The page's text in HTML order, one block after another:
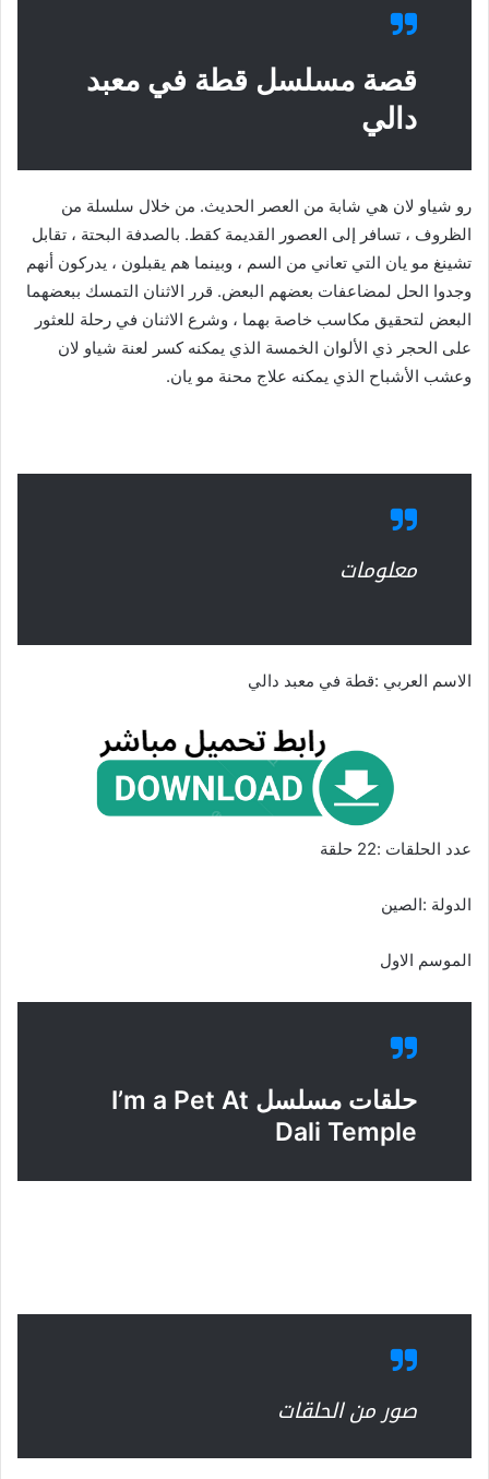
قصة مسلسل قطة في معبد
دالي
رو شياو لان هي شابة من العصر الحديث. من خلال سلسلة من
الظروف ، تسافر إلى العصور القديمة كقط. بالصدفة البحتة ، تقابل
تشينغ مو يان التي تعاني من السم ، وبينما هم يقبلون ، يدركون أنهم
وجدوا الحل لمضاعفات بعضهم البعض. قرر الاثنان التمسك ببعضهما
البعض لتحقيق مكاسب خاصة بهما ، وشرع الاثنان في رحلة للعثور
على الحجر ذي الألوان الخمسة الذي يمكنه كسر لعنة شياو لان
وعشب الأشباح الذي يمكنه علاج محنة مو يان.
معلومات
الاسم العربي :قطة في معبد دالي
عدد الحلقات :22 حلقة
الدولة :الصين
الموسم الاول
حلقات مسلسل I’m a Pet At
Dali Temple
صور من الحلقات